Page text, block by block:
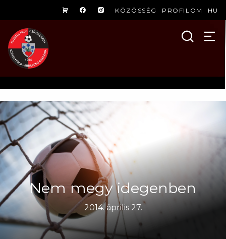
KÖZÖSSÉG PROFILOM HU
Nem megy idegenben
2014. április 27.